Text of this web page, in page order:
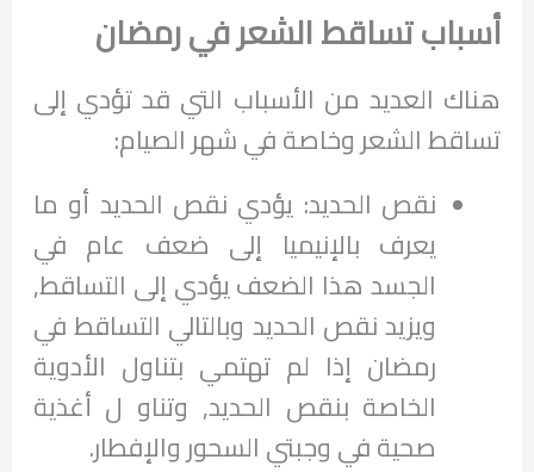
أسباب تساقط الشعر في رمضان
هناك العديد من الأسباب التي قد تؤدي إلى
تساقط الشعر وخاصة في شهر الصيام:
نقص الحديد: يؤدي نقص الحديد أو ما
يعرف بالإنيميا إلى ضعف عام في
الجسد هذا الضعف يؤدي إلى التساقط,
ويزيد نقص الحديد وبالتالي التساقط في
رمضان إذا لم تهتمي بتناول الأدوية
الخاصة بنقص الحديد, وتناو ل أغذية
صحية في وجبتي السحور والإفطار.